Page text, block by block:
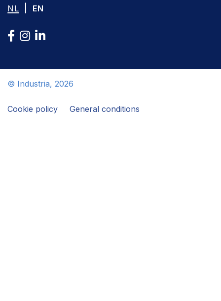
NL
EN
© Industria, 2026
Cookie policy General conditions